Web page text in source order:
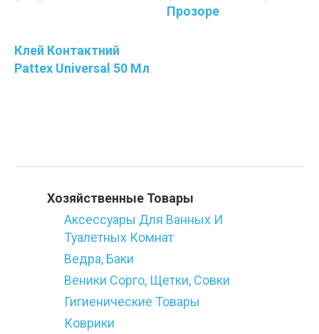
Прозоре
Клей Контактний
Pattex Universal 50 Мл
Хозяйственные Товары
Аксессуары Для Ванных И
Туалетных Комнат
Ведра, Баки
Веники Сорго, Щетки, Совки
Гигиенические Товары
Коврики